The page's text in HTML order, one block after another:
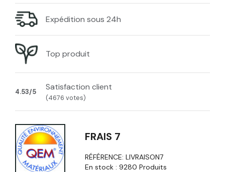
Expédition sous 24h
Top produit
4.53/5 Satisfaction client
(4676 votes)
FRAIS 7
RÉFÉRENCE:LIVRAISON7
En stock :9280 Produits